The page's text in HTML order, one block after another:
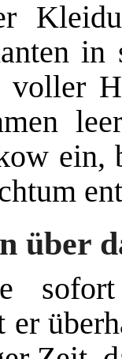
in
voller
über
er